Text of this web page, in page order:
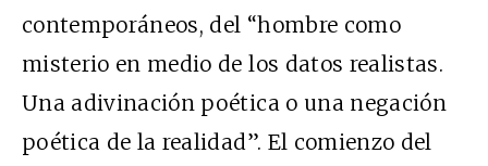
contemporáneos, del “hombre como
misterio en medio de los datos realistas.
Una adivinación poética o una negación
poética de la realidad”. El comienzo del